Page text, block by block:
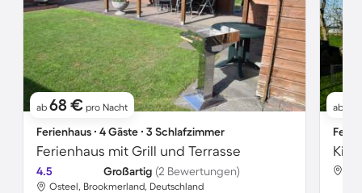
ab 68 € pro Nacht
Ferienhaus ∙ 4 Gäste ∙ 3 Schlafzimmer
Ferienhaus mit Grill und Terrasse
4.5 Großartig (2 Bewertungen)
Osteel, Brookmerland, Deutschland
ab